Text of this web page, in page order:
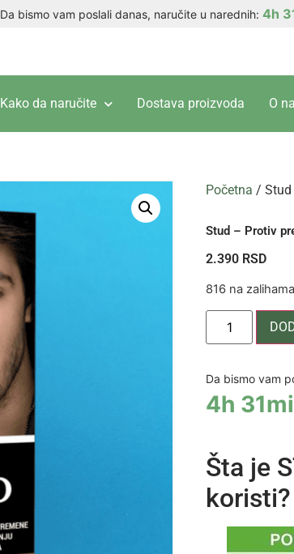
Da bismo vam poslali danas, naručite u narednih: 4h
Kako da naručite Dostava proizvoda O
Početna / Stud
Stud – Protiv
2.390 RSD
816 na zalihama
Da bismo vam
4h
Šta je
koristi?